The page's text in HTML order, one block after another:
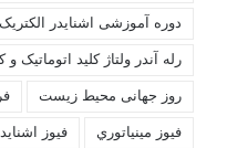
دوره آموزشی اشنایدر الکتریک
رله آندر ولتاژ کلید اتوماتیک
روز جهانی محیط زیست
فيوز مينياتوري فیوز